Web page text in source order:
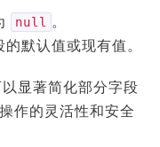
null
。
默认值或现有值。
以显著简化部分字段
作的灵活性和安全